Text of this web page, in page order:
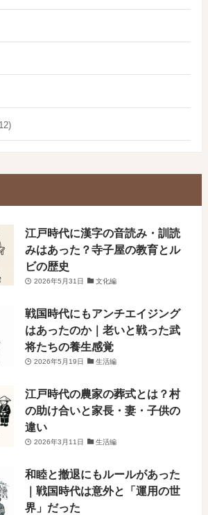
​江戸時代に漢字の音読み・訓読
みはあった？寺子屋の教育とル
ビの歴史
2026年5月31日 文化編
戦国時代にもアンチエイジング
はあったのか｜老いと戦った武
将たちの養生感覚
2026年5月19日 生活編
江戸時代の農家の葬式とは？村
の助け合いと家長・妻・子供の
違い
2026年3月11日 生活編
和睦と撤退にもルールがあった
｜戦国時代は意外と「運用の世
界」だった